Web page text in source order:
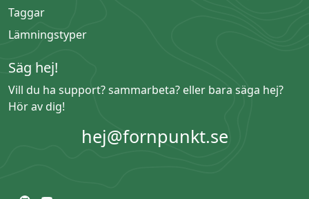
Taggar
Lämningstyper
Säg hej!
Vill du ha support? sammarbeta? eller bara säga hej?
Hör av dig!
hej@fornpunkt.se